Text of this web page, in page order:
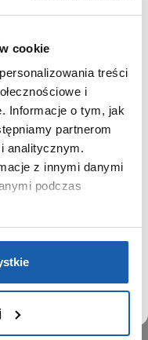
cookie
treści
i
Informacje o tym, jak
partnerom
analitycznym.
z innymi danymi
podczas
analitycznych,
tym aby analizować
jej działanie oraz